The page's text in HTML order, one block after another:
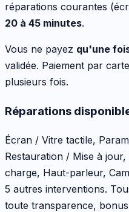
réparations courantes
20 à 45 minutes.
Vous ne payez qu'une
validée. Paiement par
plusieurs fois.
Réparations
Écran / Vitre tactile,
Restauration / Mise à
charge, Haut-parleur,
5 autres interventions.
toute transparence,